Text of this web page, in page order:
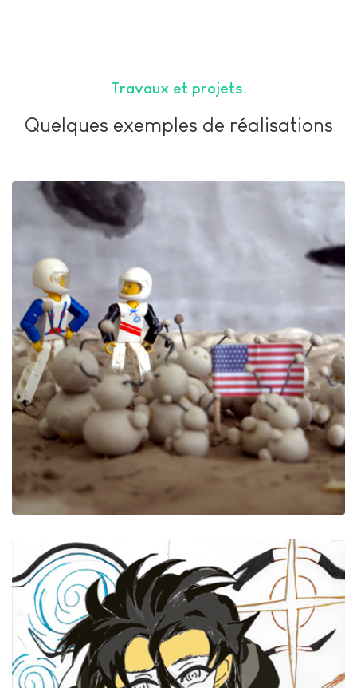
Travaux et projets
Quelques exemples de réalisations